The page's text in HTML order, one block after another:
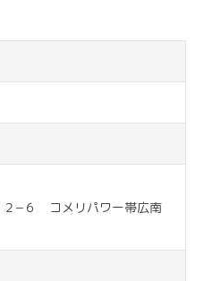
２−６ コメリパワー帯広南